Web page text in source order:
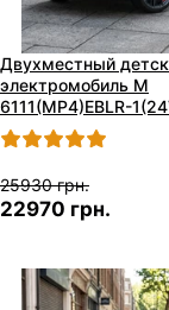
Двухместный
электромобиль M
6111(MP4)EBLR-
с планшетом
25930 грн.
22970 грн.